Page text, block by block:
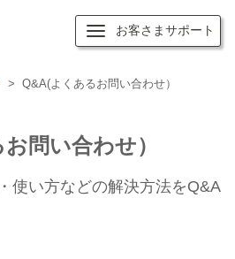
お客さまサポート
> Q&A(よくあるお問い合わせ）
問い合わせ）
使い方などの解決方法をQ&A